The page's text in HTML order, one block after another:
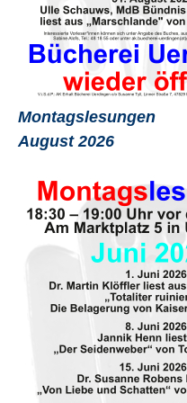
Montagslesungen
August 2026